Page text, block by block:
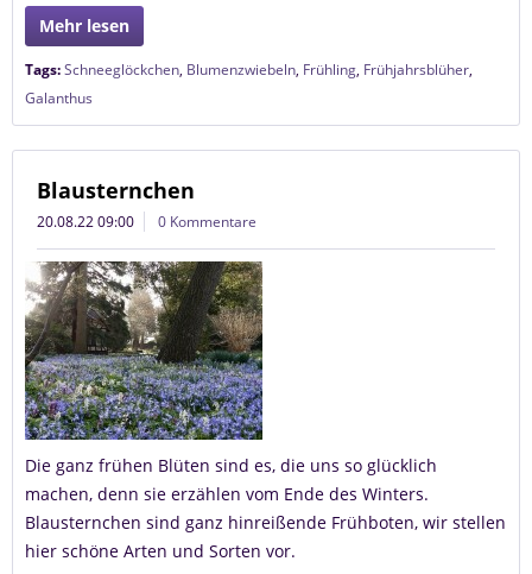
Mehr lesen
Tags:Schneeglöckchen, Blumenzwiebeln, Frühling, Frühjahrsblüher,
Galanthus
Blausternchen
20.08.22 09:00 0 Kommentare
Die ganz frühen Blüten sind es, die uns so glücklich
machen, denn sie erzählen vom Ende des Winters.
Blausternchen sind ganz hinreißende Frühboten, wir stellen
hier schöne Arten und Sorten vor.